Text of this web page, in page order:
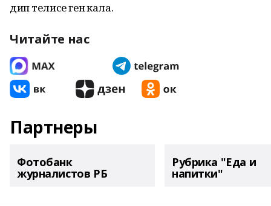
дип телисе генә кала.
Читайте нас
Партнеры
Фотобанк
журналистов РБ
Рубрика "Еда и
напитки"